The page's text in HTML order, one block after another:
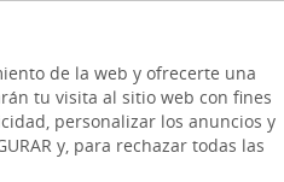
de la web y ofrecerte una
tu visita al sitio web con fines
personalizar los anuncios y
y, para rechazar todas las